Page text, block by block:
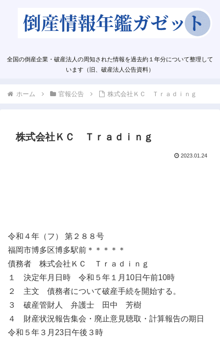
全国の倒産企業・破産法人の周知された情報を過去約１年分について整理して
います（旧、破産法人公告資料）
ホーム 官報公告 株式会社ＫＣ Ｔｒａｄｉｎｇ
株式会社ＫＣ Ｔｒａｄｉｎｇ
2023.01.24
令和４年（フ） 第２８８号
福岡市博多区博多駅前＊＊＊＊＊
債務者 株式会社ＫＣ Ｔｒａｄｉｎｇ
１ 決定年月日時 令和５年１月10日午前10時
２ 主文 債務者について破産手続を開始する。
３ 破産管財人 弁護士 田中 芳樹
４ 財産状況報告集会・廃止意見聴取・計算報告の期日
令和５年３月23日午後３時